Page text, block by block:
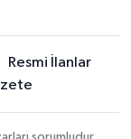
Resmi İlanlar